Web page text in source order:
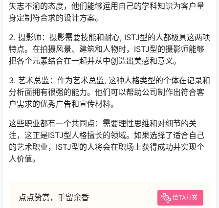
矢志不渝的态度，他们能够运用自己的学科知识为客户量
身定制符合求的设计方案。
2. 摄影师：摄影需要技能和耐心, ISTJ型的人都极具这两项
特点。在拍摄风景、建筑和人物时，ISTJ型的摄影师能够
把各个元素结合在一起并从中创造出美感和意义。
3. 艺术总监：作为艺术总监, 这种人格类型的个体在记录和
分析面拥有很强的能力。他们可以帮助公司制作出符合客
户需求的优秀广告和宣传材料。
这些职业都有一个共同点：需要理性思维和对细节的关
注，这正是ISTJ型人格擅长的领域。如果选择了适合自己
的艺术职业，ISTJ型的人将会在职场上获得成功并实现个
人价值。
点点赞赏，手留余香 给TA打赏